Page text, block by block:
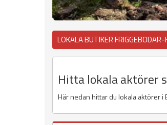
LOKALA BUTIKER
Hitta lokala aktörer
Här nedan hittar du lokala aktörer